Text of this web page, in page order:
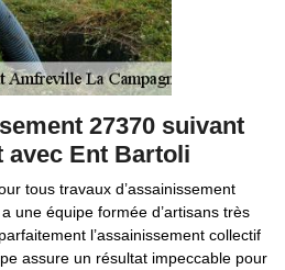
27370 suivant
avec Ent Bartoli
tous travaux d’assainissement
une équipe formée d’artisans très
l’assainissement collectif
assure un résultat impeccable pour